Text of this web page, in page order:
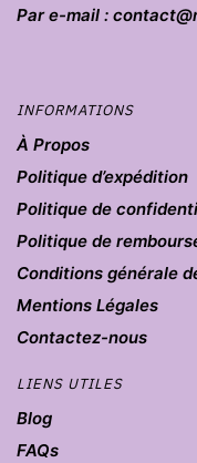
Par e-mail :
INFORMATIONS
À Propos
Politique d’expédition
Politique de
Politique de
Conditions générale
Mentions Légales
Contactez-nous
LIENS UTILES
Blog
FAQs